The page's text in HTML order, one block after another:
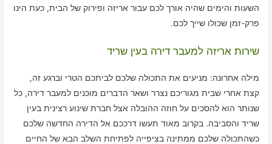
השעות והימים שהיה אורך לכם עבור אריזה ופירוק של הבית, כעת הינו
פרק-זמן שכולו שייך לכם.
שירות אריזה למעבר דירה בעין שריד
מילה אחרונה: מניעים את התכולה שלכם לביתכם הטרי וברגע זה,
קצת אחרי שבית מגוריכם נצרר ושאר הדברים מוכנים למעבר דירה, כל
שנותר הוא להסכים על חוזה ההובלה אצל חברת שינוע רצינית בעין
שריד והסביבה. בקרוב מאוד תעשו דרככם אל הדירה החדשה שלכם
כשהתכולה שלכם ממתינה בציפייה לפתיחת השלב הבא של החיים